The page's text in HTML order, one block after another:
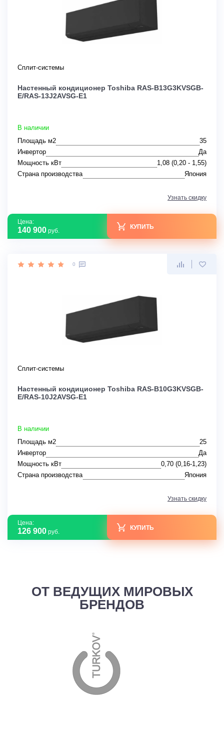
Сплит-системы
Настенный кондиционер Toshiba RAS-B13G3KVSGB-
E/RAS-13J2AVSG-E1
В наличии
Площадь м2
35
Инвертор
Да
Мощность кВт
1,08 (0,20 - 1,55)
Страна производства
Япония
Узнать скидку
Цена:
140 900 руб.
КУПИТЬ
0
Сплит-системы
Настенный кондиционер Toshiba RAS-B10G3KVSGB-
E/RAS-10J2AVSG-E1
В наличии
Площадь м2
25
Инвертор
Да
Мощность кВт
0,70 (0,16-1,23)
Страна производства
Япония
Узнать скидку
Цена:
126 900 руб.
КУПИТЬ
ОТ ВЕДУЩИХ МИРОВЫХ
БРЕНДОВ